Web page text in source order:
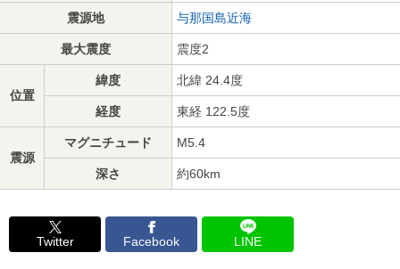
震源地 与那国島近海
最大震度 震度2
位置
緯度 北緯 24.4度
経度 東経 122.5度
震源
マグニチュード M5.4
深さ 約60km
Twitter Facebook LINE